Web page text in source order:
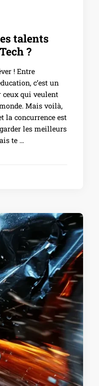
talents
?
! Entre
c’est un
ceux qui veulent
Mais voilà,
la concurrence est
les meilleurs
te …